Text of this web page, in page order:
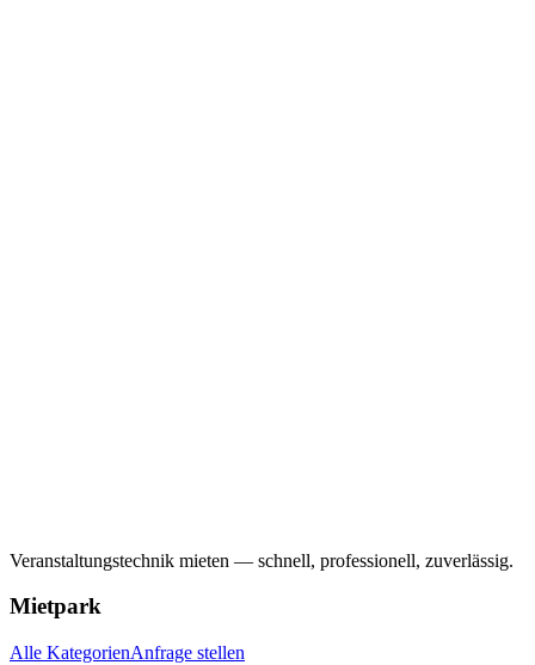
Veranstaltungstechnik mieten — schnell, professionell, zuverlässig.
Mietpark
Alle KategorienAnfrage stellen